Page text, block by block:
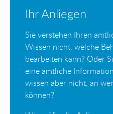
Ihr Anliegen
Sie verstehen Ihren
Wissen nicht, welche
bearbeiten kann? Oder
eine amtliche
wissen aber nicht, an
können?